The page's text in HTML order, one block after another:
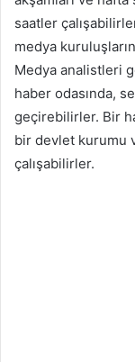
saatler
medya
Medya analistleri
haber odasında,
geçirebilirler. Bir
bir devlet kurumu
çalışabilirler.